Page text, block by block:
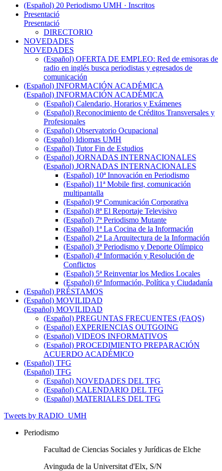
(Español) 20 Periodismo UMH · Inscritos
Presentació
Presentació
DIRECTORIO
NOVEDADES
NOVEDADES
(Español) OFERTA DE EMPLEO: Red de emisoras de
radio en inglés busca periodistas y egresados de
comunicación
(Español) INFORMACIÓN ACADÉMICA
(Español) INFORMACIÓN ACADÉMICA
(Español) Calendario, Horarios y Exámenes
(Español) Reconocimiento de Créditos Transversales y
Profesionales
(Español) Observatorio Ocupacional
(Español) Idiomas UMH
(Español) Tutor Fin de Estudios
(Español) JORNADAS INTERNACIONALES
(Español) JORNADAS INTERNACIONALES
(Español) 10ª Innovación en Periodismo
(Español) 11ª Mobile first, comunicación
multipantalla
(Español) 9ª Comunicación Corporativa
(Español) 8ª El Reportaje Televisivo
(Español) 7ª Periodismo Mutante
(Español) 1ª La Cocina de la Información
(Español) 2ª La Arquitectura de la Información
(Español) 3ª Periodismo y Deporte Olímpico
(Español) 4ª Información y Resolución de
Conflictos
(Español) 5ª Reinventar los Medios Locales
(Español) 6ª Información, Política y Ciudadanía
(Español) PRÉSTAMOS
(Español) MOVILIDAD
(Español) MOVILIDAD
(Español) PREGUNTAS FRECUENTES (FAQS)
(Español) EXPERIENCIAS OUTGOING
(Español) VIDEOS INFORMATIVOS
(Español) PROCEDIMIENTO PREPARACIÓN
ACUERDO ACADÉMICO
(Español) TFG
(Español) TFG
(Español) NOVEDADES DEL TFG
(Español) CALENDARIO DEL TFG
(Español) MATERIALES DEL TFG
Tweets by RADIO_UMH
Periodismo
Facultad de Ciencias Sociales y Jurídicas de Elche
Avinguda de la Universitat d'Elx, S/N